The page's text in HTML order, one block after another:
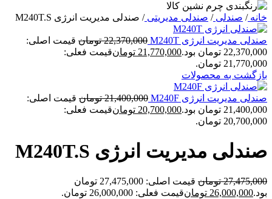
خانه/ صندلی/ صندلی مدیریتی/ صندلی مدیریت انرژی M240T.S
صندلی مدیریت انرژی M240T 22,370,000 تومان قیمت اصلی:
22,370,000 تومان بود.
21,770,000 تومانقیمت فعلی:
21,770,000 تومان.
بازگشت به محصولات
صندلی مدیریت انرژی M240F 21,400,000 تومان قیمت اصلی:
21,400,000 تومان بود.
20,700,000 تومانقیمت فعلی:
20,700,000 تومان.
صندلی مدیریت انرژی M240T.S
27,475,000 تومان
قیمت اصلی: 27,475,000 تومان
بود.26,000,000 تومانقیمت فعلی: 26,000,000 تومان.